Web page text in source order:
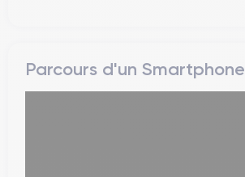
Parcours d'un Smartphone